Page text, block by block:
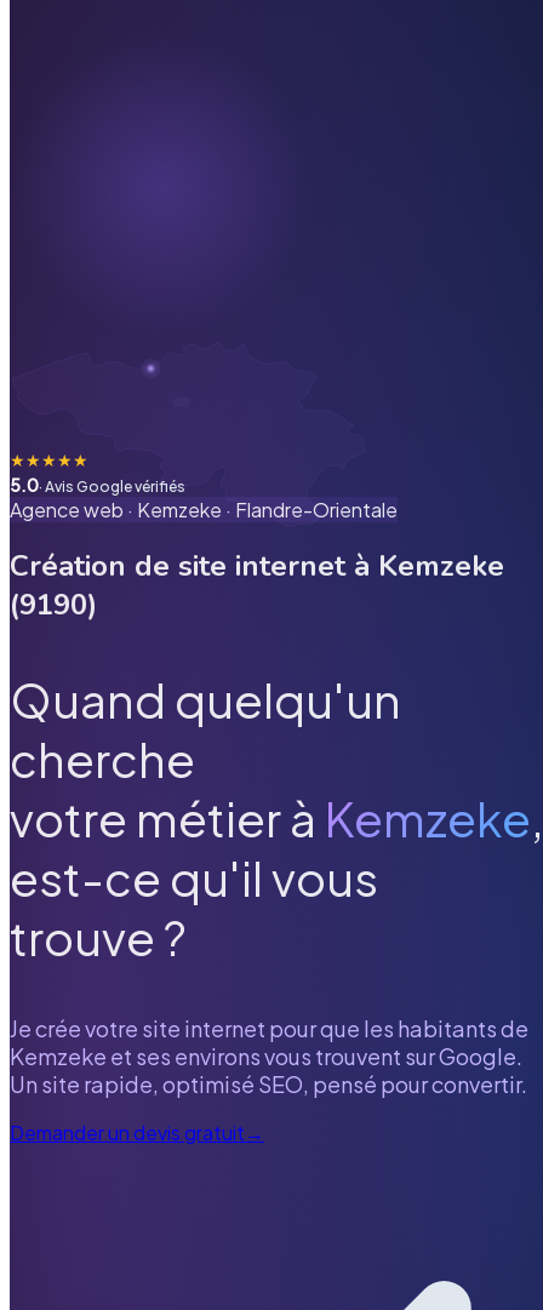
★★★★★
5.0· Avis Google vérifiés
Agence web · Kemzeke · Flandre-Orientale
Création de site internet à Kemzeke
(9190)
Quand quelqu'un
cherche
votre métier à Kemzeke,
est-ce qu'il vous
trouve ?
Je crée votre site internet pour que les habitants de
Kemzeke et ses environs vous trouvent sur Google.
Un site rapide, optimisé SEO, pensé pour convertir.
Demander un devis gratuit→